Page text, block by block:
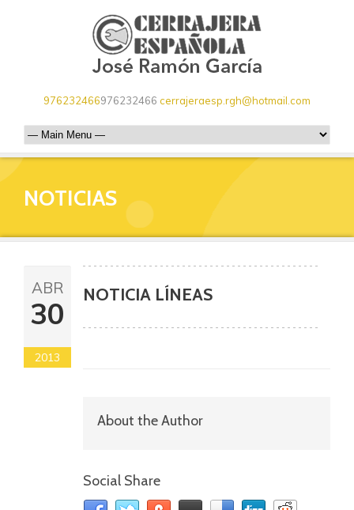
976232466976232466 cerrajeraesp.rgh@hotmail.com
NOTICIAS
ABR
30
2013
NOTICIA LÍNEAS
About the Author
Social Share